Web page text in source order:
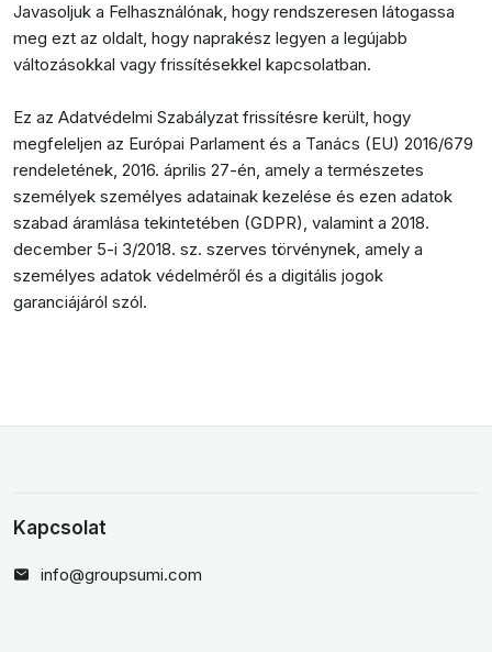
Javasoljuk a Felhasználónak, hogy rendszeresen látogassa
meg ezt az oldalt, hogy naprakész legyen a legújabb
változásokkal vagy frissítésekkel kapcsolatban.
Ez az Adatvédelmi Szabályzat frissítésre került, hogy
megfeleljen az Európai Parlament és a Tanács (EU) 2016/679
rendeletének, 2016. április 27-én, amely a természetes
személyek személyes adatainak kezelése és ezen adatok
szabad áramlása tekintetében (GDPR), valamint a 2018.
december 5-i 3/2018. sz. szerves törvénynek, amely a
személyes adatok védelméről és a digitális jogok
garanciájáról szól.
Kapcsolat
info@groupsumi.com